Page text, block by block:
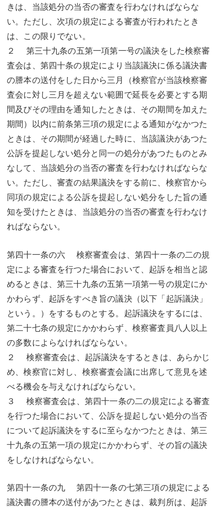
きは、当該処分の当否の審査を行わなければならな
い。ただし、次項の規定による審査が行われたとき
は、この限りでない。
２ 第三十九条の五第一項第一号の議決をした検察審
査会は、第四十条の規定により当該議決に係る議決書
の謄本の送付をした日から三月（検察官が当該検察審
査会に対し三月を超えない範囲で延長を必要とする期
間及びその理由を通知したときは、その期間を加えた
期間）以内に前条第三項の規定による通知がなかつた
ときは、その期間が経過した時に、当該議決があつた
公訴を提起しない処分と同一の処分があつたものとみ
なして、当該処分の当否の審査を行わなければならな
い。ただし、審査の結果議決をする前に、検察官から
同項の規定による公訴を提起しない処分をした旨の通
知を受けたときは、当該処分の当否の審査を行わなけ
ればならない。
第四十一条の六 検察審査会は、第四十一条の二の規
定による審査を行つた場合において、起訴を相当と認
めるときは、第三十九条の五第一項第一号の規定にか
かわらず、起訴をすべき旨の議決（以下「起訴議決」
という。）をするものとする。起訴議決をするには、
第二十七条の規定にかかわらず、検察審査員八人以上
の多数によらなければならない。
２ 検察審査会は、起訴議決をするときは、あらかじ
め、検察官に対し、検察審査会議に出席して意見を述
べる機会を与えなければならない。
３ 検察審査会は、第四十一条の二の規定による審査
を行つた場合において、公訴を提起しない処分の当否
について起訴議決をするに至らなかつたときは、第三
十九条の五第一項の規定にかかわらず、その旨の議決
をしなければならない。
第四十一条の九 第四十一条の七第三項の規定による
議決書の謄本の送付があつたときは、裁判所は、起訴